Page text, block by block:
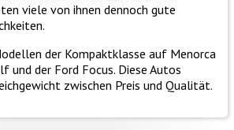
viele von ihnen dennoch gute
der Kompaktklasse auf Menorca
und der Ford Focus. Diese Autos
zwischen Preis und Qualität.